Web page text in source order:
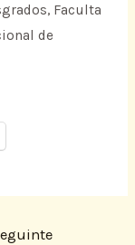
Faculta
de